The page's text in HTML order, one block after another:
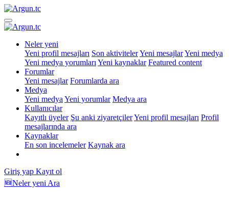
Neler yeni
Yeni profil mesajları Son aktivitelerYeni mesajlarYeni medya
Yeni medya yorumları Yeni kaynaklar Featured content
Forumlar
Yeni mesajlar Forumlarda ara
Medya
Yeni medya Yeni yorumlar Medya ara
Kullanıcılar
Kayıtlı üyeler Şu anki ziyaretçilerYeni profil mesajları Profil
mesajlarında ara
Kaynaklar
En son incelemeler Kaynak ara
Giriş yap Kayıt ol
🆕Neler yeni Ara